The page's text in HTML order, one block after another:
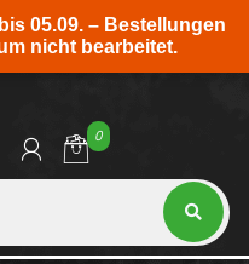
0